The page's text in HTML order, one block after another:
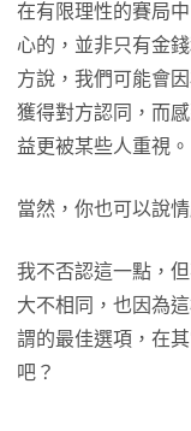
在有限理性的賽局
心的，並非只有金
方說，我們可能會
獲得對方認同，而
益更被某些人重視。
當然，你也可以說
我不否認這一點，
大不相同，也因為
謂的最佳選項，在
吧？